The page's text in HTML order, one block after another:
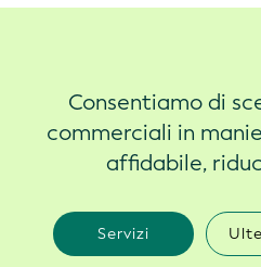
Consentiamo di
commerciali in
affidabile,
Servizi